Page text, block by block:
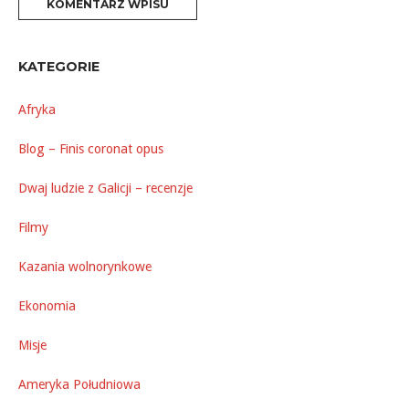
KATEGORIE
Afryka
Blog – Finis coronat opus
Dwaj ludzie z Galicji – recenzje
Filmy
Kazania wolnorynkowe
Ekonomia
Misje
Ameryka Południowa